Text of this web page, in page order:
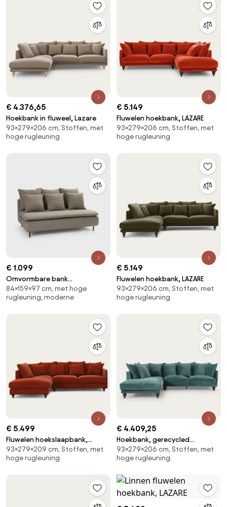
€ 4.376,65
Hoekbank in fluweel, Lazare
93×279×206 cm, Stoffen, met
hoge rugleuning
€ 5.149
Fluwelen hoekbank, LAZARE
93×279×206 cm, Stoffen, met
hoge rugleuning
€ 1.099
Omvormbare bank
linnen/viscose, Ivete
84×159×97 cm, met hoge
rugleuning, moderne
€ 5.149
Fluwelen hoekbank, LAZARE
93×279×206 cm, Stoffen, met
hoge rugleuning
€ 5.499
Fluwelen hoekslaapbank,
Lazare
93×279×209 cm, Stoffen, met
hoge rugleuning
€ 4.409,25
Hoekbank, gerecycled
polyester, Lazare
93×279×206 cm, Stoffen, met
hoge rugleuning